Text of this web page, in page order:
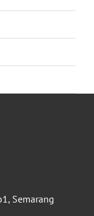
Semarang